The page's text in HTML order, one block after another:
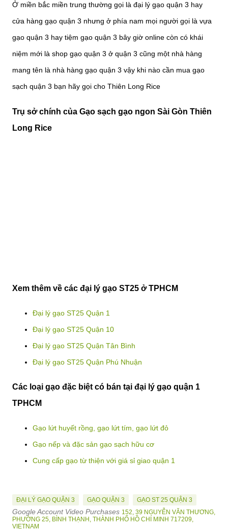
Ở miền bắc miền trung thường gọi là đại lý gạo quận 3 hay
cửa hàng gạo quận 3 nhưng ở phía nam mọi người gọi là vựa
gạo quận 3 hay tiệm gạo quận 3 bây giờ online còn có khái
niệm mới là shop gạo quận 3 ở quận 3 cũng một nhà hàng
mang tên là nhà hàng gạo quận 3 vậy khi nào cần mua gạo
sạch quận 3 bạn hãy gọi cho Thiên Long Rice
Trụ sở chính của Gạo sạch gạo ngon Sài Gòn Thiên
Long Rice
Xem thêm về các đại lý gạo ST25 ở TPHCM
Đại lý gạo ST25 Quận 1
Đại lý gạo ST25 Quận 10
Đại lý gạo ST25 Quận Tân Bình
Đại lý gạo ST25 Quận Phú Nhuận
Các loại gạo đặc biệt có bán tại đại lý gạo quận 1
TPHCM
Gạo lứt huyết rồng, gạo lứt tím, gạo lứt đỏ
Gạo nếp và đặc sản gạo sạch hữu cơ
Cung cấp gạo từ thiện với giá sỉ giao quận 1
ĐẠI LÝ GẠO QUẬN 3 GẠO QUẬN 3 GẠO ST 25 QUẬN 3
Google Account Video Purchases 152, 39 NGUYỄN VĂN THƯƠNG,
PHƯỜNG 25, BÌNH THẠNH, THÀNH PHỐ HỒ CHÍ MINH 717209,
VIETNAM